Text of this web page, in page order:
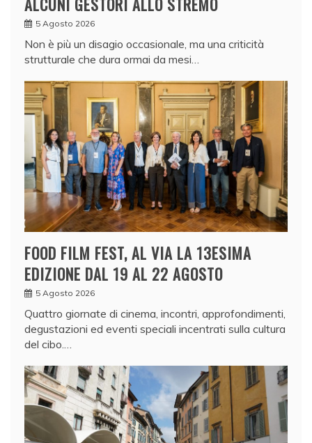
5 Agosto 2026
Non è più un disagio occasionale, ma una criticità
strutturale che dura ormai da mesi…
FOOD FILM FEST, AL VIA LA 13ESIMA
EDIZIONE DAL 19 AL 22 AGOSTO
5 Agosto 2026
Quattro giornate di cinema, incontri, approfondimenti,
degustazioni ed eventi speciali incentrati sulla cultura
del cibo.…